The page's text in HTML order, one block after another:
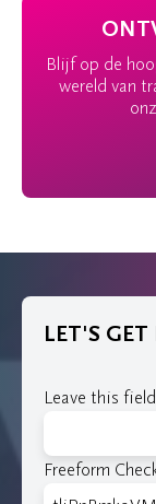
Blijf op de
wereld van
LET'S
Leave this
Freeform